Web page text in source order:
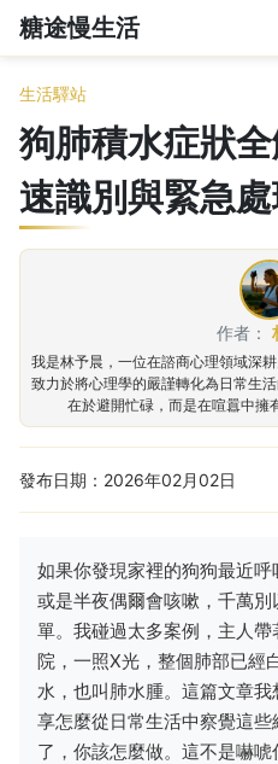
糖途慢生活
生活驛站
狗肺積水症狀
速識別與緊急
作者：
我是林予晨，一位在諮商心理領域深
致力於將心理學的嚴謹轉化為日常生
在於避開忙碌，而是在喧囂中擁
發布日期：2026年02月02日
如果你發現家裡的狗狗最近呼
或是半夜偶爾會咳嗽，千萬
單。我碰過太多案例，主人
院，一照X光，整個肺部已
水，也叫肺水腫。這篇文章
享怎麼從日常生活中察覺這
了，你該怎麼做。這不是嚇